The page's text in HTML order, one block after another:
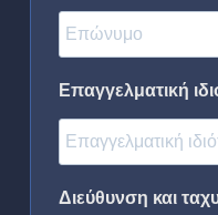
Επαγγελματική
Διεύθυνση και